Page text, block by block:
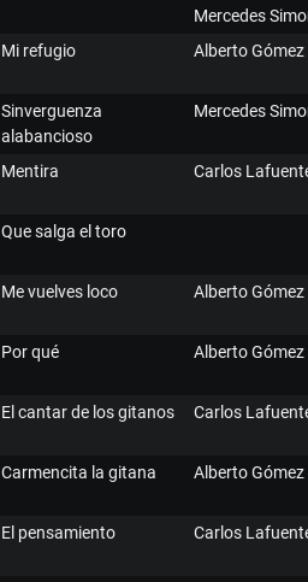
Mercedes
Mi refugio Alberto Gómez
Sinverguenza
alabancioso
Mercedes
Mentira Carlos
Que salga el toro
Me vuelves loco Alberto Gómez
Por qué Alberto Gómez
El cantar de los gitanos Carlos
Carmencita la gitana Alberto Gómez
El pensamiento Carlos